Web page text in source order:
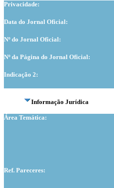
Privacidade:
Data do Jornal Oficial:
Nº do Jornal Oficial:
Nº da Página do Jornal Oficial:
Indicação 2:
Informação Jurídica
Área Temática:
Ref. Pareceres: